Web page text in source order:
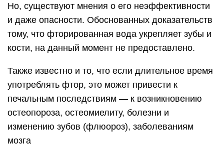
Но, существуют мнения о его неэффективности
и даже опасности. Обоснованных доказательств
тому, что фторированная вода укрепляет зубы и
кости, на данный момент не предоставлено.
Также известно и то, что если длительное время
употреблять фтор, это может привести к
печальным последствиям — к возникновению
остеопороза, остеомиелиту, болезни и
изменению зубов (флюороз), заболеваниям
мозга